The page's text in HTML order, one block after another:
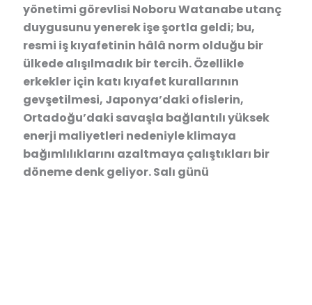
yönetimi görevlisi Noboru Watanabe utanç
duygusunu yenerek işe şortla geldi; bu,
resmi iş kıyafetinin hâlâ norm olduğu bir
ülkede alışılmadık bir tercih. Özellikle
erkekler için katı kıyafet kurallarının
gevşetilmesi, Japonya’daki ofislerin,
Ortadoğu’daki savaşla bağlantılı yüksek
enerji maliyetleri nedeniyle klimaya
bağımlılıklarını azaltmaya çalıştıkları bir
döneme denk geliyor. Salı günü